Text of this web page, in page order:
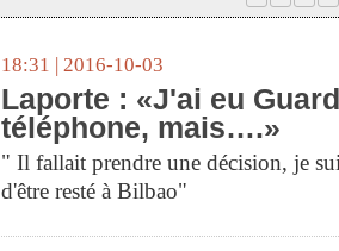
18:31 | 2016-10-03
Laporte : «J'ai eu
téléphone, mais….»
" Il fallait prendre une décision, je
d'être resté à Bilbao"